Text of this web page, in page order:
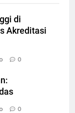
di
Akreditasi
0
0